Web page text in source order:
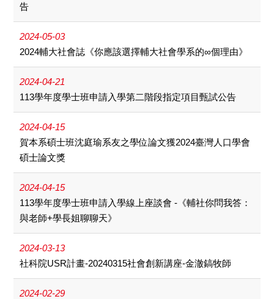
告
2024-05-03
2024輔大社會誌《你應該選擇輔大社會學系的∞個理由》
2024-04-21
113學年度學士班申請入學第二階段指定項目甄試公告
2024-04-15
賀本系碩士班沈庭瑜系友之學位論文獲2024臺灣人口學會
碩士論文獎
2024-04-15
113學年度學士班申請入學線上座談會 -《輔社你問我答：
與老師+學長姐聊聊天》
2024-03-13
社科院USR計畫-20240315社會創新講座-金澈鎬牧師
2024-02-29